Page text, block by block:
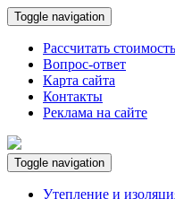
Toggle navigation
Рассчитать
Вопрос-ответ
Карта сайта
Контакты
Реклама на сайте
Toggle navigation
Утепление и